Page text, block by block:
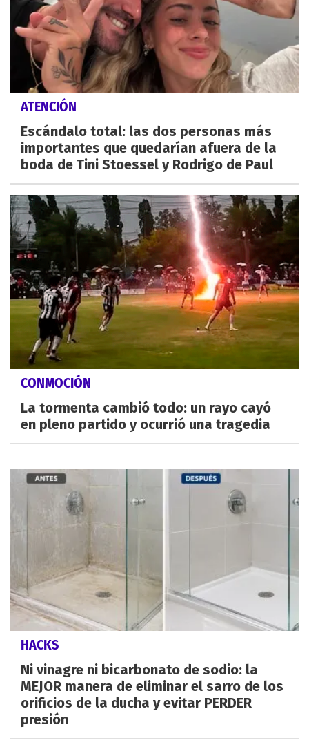
ATENCIÓN
Escándalo total: las dos personas más
importantes que quedarían afuera de la
boda de Tini Stoessel y Rodrigo de Paul
CONMOCIÓN
La tormenta cambió todo: un rayo cayó
en pleno partido y ocurrió una tragedia
HACKS
Ni vinagre ni bicarbonato de sodio: la
MEJOR manera de eliminar el sarro de los
orificios de la ducha y evitar PERDER
presión